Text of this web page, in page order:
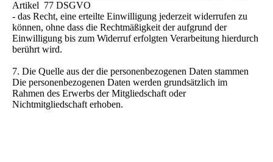
Artikel 77 DSGVO
- das Recht, eine erteilte Einwilligung jederzeit widerrufen zu
können, ohne dass die Rechtmäßigkeit der aufgrund der
Einwilligung bis zum Widerruf erfolgten Verarbeitung hierdurch
berührt wird.
7. Die Quelle aus der die personenbezogenen Daten stammen
Die personenbezogenen Daten werden grundsätzlich im
Rahmen des Erwerbs der Mitgliedschaft oder
Nichtmitgliedschaft erhoben.